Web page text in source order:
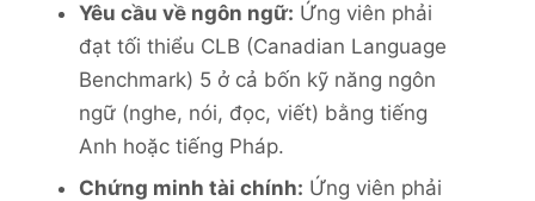
Yêu cầu về ngôn ngữ: Ứng viên phải
đạt tối thiểu CLB (Canadian Language
Benchmark) 5 ở cả bốn kỹ năng ngôn
ngữ (nghe, nói, đọc, viết) bằng tiếng
Anh hoặc tiếng Pháp.
Chứng minh tài chính: Ứng viên phải